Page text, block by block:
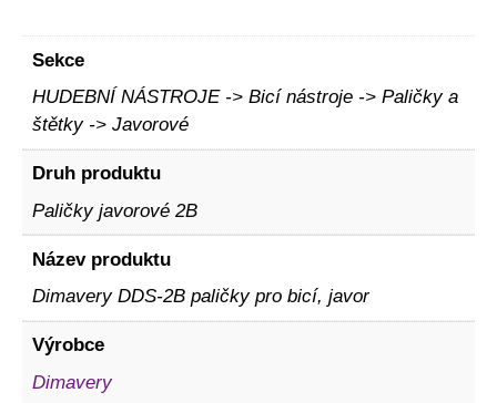
Sekce
HUDEBNÍ NÁSTROJE -> Bicí nástroje -> Paličky a
štětky -> Javorové
Druh produktu
Paličky javorové 2B
Název produktu
Dimavery DDS-2B paličky pro bicí, javor
Výrobce
Dimavery